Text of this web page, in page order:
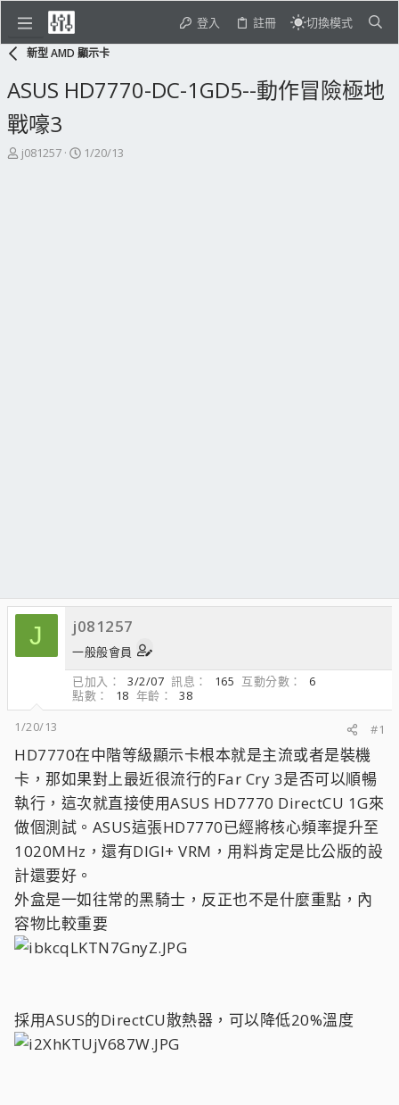
登入 註冊 切換模式
新型 AMD 顯示卡
ASUS HD7770-DC-1GD5--動作冒險極地
戰嚎3
主
j081257
開
1/20/13
J j081257
一般般會員
已加入
3/2/07 訊息 165 互動分數
6
點數
18 年齡
38
1/20/13
#1
HD7770在中階等級顯示卡根本就是主流或者是裝機
卡，那如果對上最近很流行的Far Cry 3是否可以順暢
執行，這次就直接使用ASUS HD7770 DirectCU 1G來
做個測試。ASUS這張HD7770已經將核心頻率提升至
1020MHz，還有DIGI+ VRM，用料肯定是比公版的設
計還要好。
外盒是一如往常的黑騎士，反正也不是什麼重點，內
容物比較重要
採用ASUS的DirectCU散熱器，可以降低20%溫度